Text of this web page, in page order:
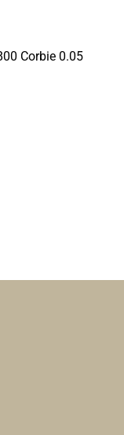
Corbie 0.05